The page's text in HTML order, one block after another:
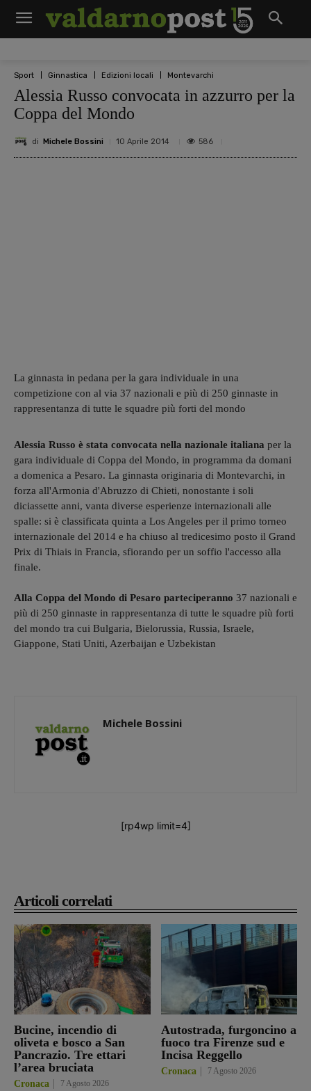
Sport Ginnastica Edizioni locali Montevarchi
Alessia Russo convocata in azzurro per la
Coppa del Mondo
di Michele Bossini 10 Aprile 2014 586
Articoli correlati
Bucine, incendio di
oliveta e bosco a San
Pancrazio. Tre ettari
l’area bruciata
Cronaca 7 Agosto 2026
Autostrada, furgoncino a
fuoco tra Firenze sud e
Incisa Reggello
Cronaca 7 Agosto 2026
La ginnasta in pedana per la gara individuale in una
competizione con al via 37 nazionali e più di 250 ginnaste in
rappresentanza di tutte le squadre più forti del mondo
Alessia Russo è stata convocata nella nazionale italiana per la
gara individuale di Coppa del Mondo, in programma da domani
a domenica a Pesaro. La ginnasta originaria di Montevarchi, in
forza all'Armonia d'Abruzzo di Chieti, nonostante i soli
diciassette anni, vanta diverse esperienze internazionali alle
spalle: si è classificata quinta a Los Angeles per il primo torneo
internazionale del 2014 e ha chiuso al tredicesimo posto il Grand
Prix di Thiais in Francia, sfiorando per un soffio l'accesso alla
finale.
Alla Coppa del Mondo di Pesaro parteciperanno 37 nazionali e
più di 250 ginnaste in rappresentanza di tutte le squadre più forti
del mondo tra cui Bulgaria, Bielorussia, Russia, Israele,
Giappone, Stati Uniti, Azerbaijan e Uzbekistan
Michele Bossini
[rp4wp limit=4]